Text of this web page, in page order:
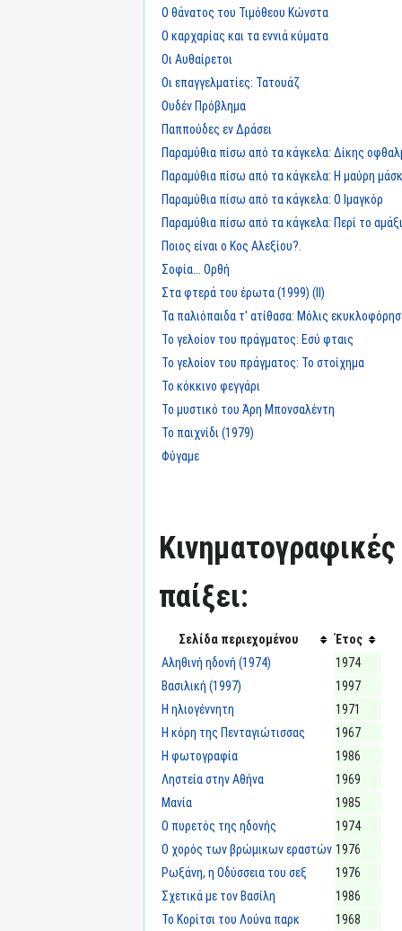
Ο θάνατος του Τιμόθεου Κώνστα
Ο καρχαρίας και τα εννιά κύματα
Οι Αυθαίρετοι
Οι επαγγελματίες: Τατουάζ
Ουδέν Πρόβλημα
Παππούδες εν Δράσει
Παραμύθια πίσω από τα κάγκελα: Δίκης
Παραμύθια πίσω από τα κάγκελα: Η μαύρη
Παραμύθια πίσω από τα κάγκελα: Ο Ιμαγκόρ
Παραμύθια πίσω από τα κάγκελα: Περί το
Ποιος είναι ο Κος Αλεξίου?.
Σοφία... Ορθή
Στα φτερά του έρωτα (1999) (II)
Τα παλιόπαιδα τ' ατίθασα: Μόλις
Το γελοίον του πράγματος: Εσύ φταις
Το γελοίον του πράγματος: Το στοίχημα
Το κόκκινο φεγγάρι
Το μυστικό του Άρη Μπονσαλέντη
Το παιχνίδι (1979)
Φύγαμε
Κινηματογραφικές
παίξει:
Σελίδα περιεχομένου
Έτος
Αληθινή ηδονή (1974)
1974
Βασιλική (1997)
1997
Η ηλιογέννητη
1971
Η κόρη της Πενταγιώτισσας
1967
Η φωτογραφία
1986
Ληστεία στην Αθήνα
1969
Μανία
1985
Ο πυρετός της ηδονής
1974
Ο χορός των βρώμικων εραστών 1976
Ρωξάνη, η Οδύσσεια του σεξ
1976
Σχετικά με τον Βασίλη
1986
Το Κορίτσι του Λούνα παρκ
1968